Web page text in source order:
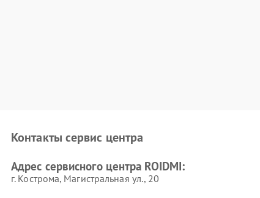
Контакты сервис центра
Адрес сервисного центра ROIDMI:
г. Кострома, Магистральная ул., 20